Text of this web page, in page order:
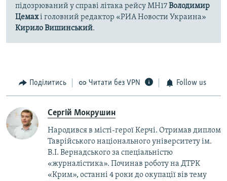
підозрюваний у справі літака рейсу MH17Володимир
Цемахі головний редактор «РИА Новости Украина»
Кирило Вишинський.
Поділитись Читати без VPN Follow us
Сергій Мокрушин
Народився в місті-герої Керчі. Отримав диплом
Таврійського національного університету ім.
В.І. Вернадського за спеціальністю
«журналістика». Починав роботу на ДТРК
«Крим», останні 4 роки до окупації вів тему